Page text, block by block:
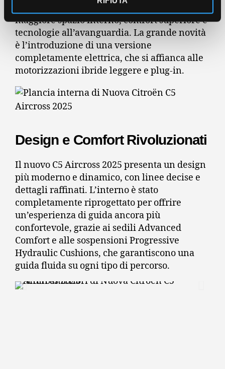
distingue per il suo design rinnovato,
maggiore spazio interno, comfort superiore e
tecnologie all’avanguardia. La grande novità
è l’introduzione di una versione
completamente elettrica, che si affianca alle
motorizzazioni ibride leggere e plug-in.
Design e Comfort Rivoluzionati
Il nuovo C5 Aircross 2025 presenta un design
più moderno e dinamico, con linee decise e
dettagli raffinati. L’interno è stato
completamente riprogettato per offrire
un’esperienza di guida ancora più
confortevole, grazie ai sedili Advanced
Comfort e alle sospensioni Progressive
Hydraulic Cushions, che garantiscono una
guida fluida su ogni tipo di percorso.